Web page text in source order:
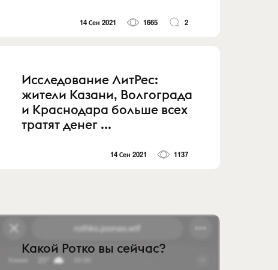
14 Сен 2021 1665 2
Исследование ЛитРес:
жители Казани, Волгограда
и Краснодара больше всех
тратят денег ...
14 Сен 2021 1137
Какой Ротко вы сейчас?